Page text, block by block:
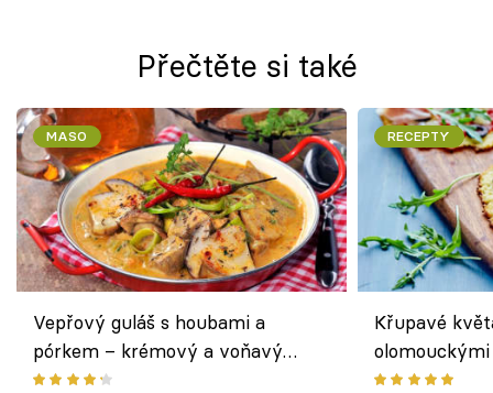
Přečtěte si také
MASO
Vepřový guláš s houbami a
pórkem – krémový a voňavý
pokrm z jednoho hrnce
RECEPTY
Křupavé
bezlepkový